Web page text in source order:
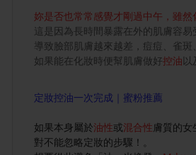
妳是否也常常感覺才剛過中午，雖
這是因為長時間暴露在外的肌膚容
導致臉部肌膚越來越差，痘痘、雀斑
如果能在化妝時便幫肌膚做好控油以
定妝控油一次完成｜蜜粉推薦
如果本身屬於油性或混合性膚質的
對不能忽略定妝的步驟！。